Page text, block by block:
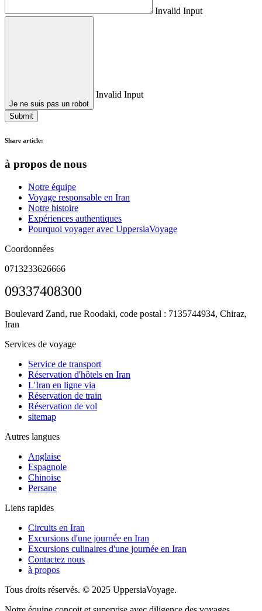
Invalid Input
Je ne suis pas un robot
Invalid Input
Submit
Share article:
à propos de nous
Notre équipe
Voyage responsable en Iran
Notre histoire
Expériences authentiques
Pourquoi voyager avec UppersiaVoyage
Coordonnées
0713233626666
09337408300
Boulevard Zand, rue Roodaki, code postal : 7135744934, Chiraz,
Iran
Services de voyage
Service de transport
Réservation d'hôtels en Iran
L'Iran en ligne via
Réservation de train
Réservation de vol
sitemap
Autres langues
Anglaise
Espagnole
Chinoise
Persane
Liens rapides
Circuits en Iran
Excursions d'une journée en Iran
Excursions culinaires d'une journée en Iran
Contactez nous
à propos
Tous droits réservés. © 2025 UppersiaVoyage.